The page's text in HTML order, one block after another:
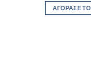
ΑΓΟΡΑΣΕ ΤΟ